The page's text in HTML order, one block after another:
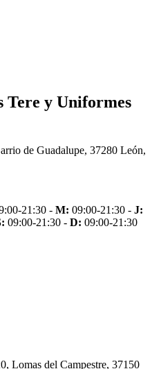
Tere y Uniformes
de Guadalupe, 37280 León,
21:30 - M: 09:00-21:30 - J:
09:00-21:30 - D: 09:00-21:30
Lomas del Campestre, 37150